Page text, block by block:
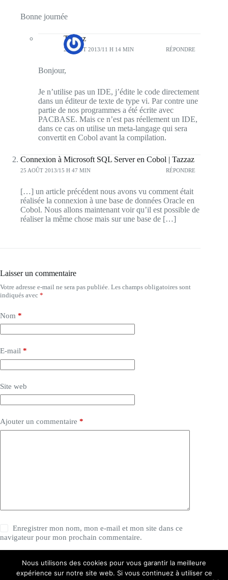
Bonne journée
Tazzaz
24 AOÛT 2013/11 H 14 MIN RÉPONDRE
Bonjour,
Je n’utilise pas un IDE, j’édite le code directement
dans un éditeur de texte de type vi. Par contre une
partie de nos programmes a été écrite avec
PACBASE. Mais ce n’est pas réellement un IDE,
dans ce cas on utilise un meta-langage qui sera
convertit en Cobol avant la compilation.
Connexion à Microsoft SQL Server en Cobol | Tazzaz
25 AOÛT 2013/15 H 47 MIN RÉPONDRE
[…] un article précédent nous avons vu comment était
réalisée la connexion à une base de données Oracle en
Cobol. Nous allons maintenant voir qu’il est possible de
réaliser la même chose mais sur une base de […]
Laisser un commentaire
Votre adresse e-mail ne sera pas publiée. Les champs obligatoires sont
indiqués avec *
Nom *
E-mail *
Site web
Ajouter un commentaire *
Enregistrer mon nom, mon e-mail et mon site dans ce
navigateur pour mon prochain commentaire.
Laisser un commentaire
Nous utilisons des cookies pour vous garantir la meilleure
expérience sur notre site web. Si vous continuez à utiliser ce